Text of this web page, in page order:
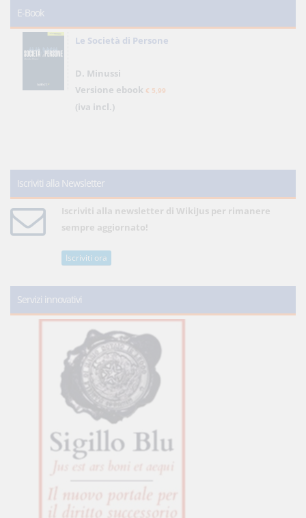
E-Book
Le Società di Persone
D. Minussi
Versione ebook € 5,99
(iva incl.)
Iscriviti alla Newsletter
Iscriviti alla newsletter di WikiJus per rimanere
sempre aggiornato!
Iscriviti ora
Servizi innovativi